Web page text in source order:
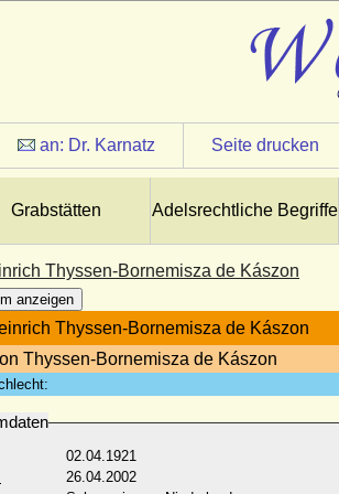
an: Dr. Karnatz Seite drucken
Grabstätten Adelsrechtliche Begriffe
Thyssen-Bornemisza de Kászon
anzeigen
Thyssen-Bornemisza de Kászon
Thyssen-Bornemisza de Kászon
02.04.1921
26.04.2002